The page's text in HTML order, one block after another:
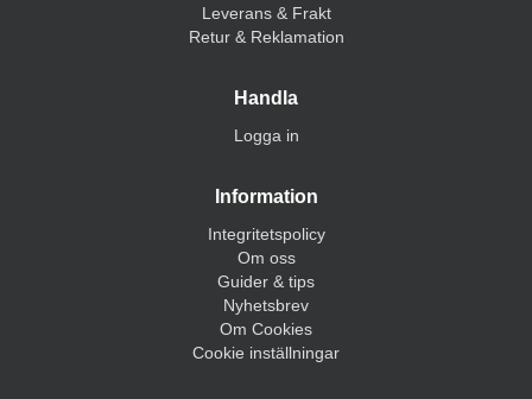
Leverans & Frakt
Retur & Reklamation
Handla
Logga in
Information
Integritetspolicy
Om oss
Guider & tips
Nyhetsbrev
Om Cookies
Cookie inställningar